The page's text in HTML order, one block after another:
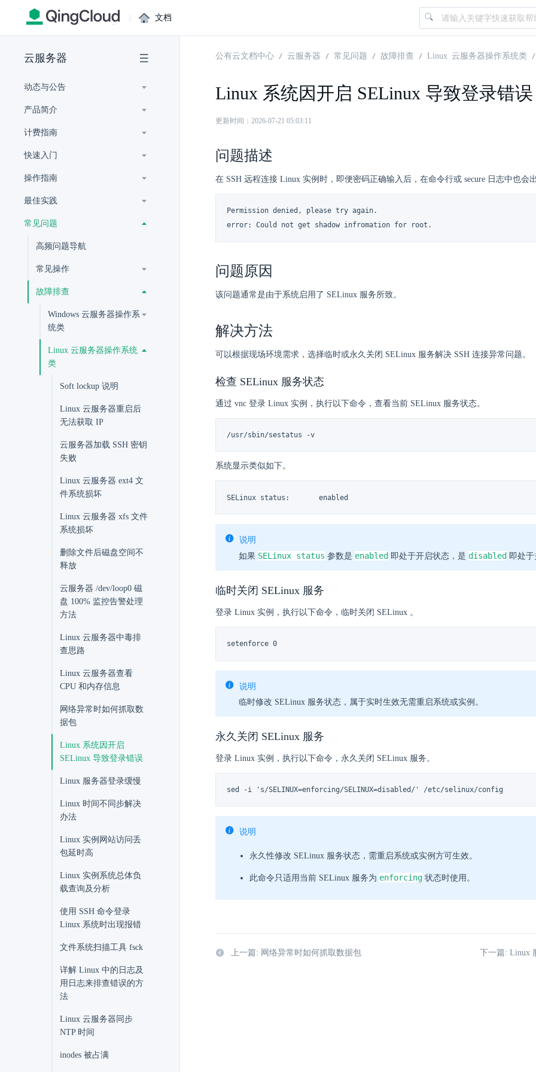
| 文档
云服务器
动态与公告
产品简介
计费指南
快速入门
操作指南
最佳实践
常见问题
高频问题导航
常见操作
故障排查
Windows 云服务器操作系
统类
Linux 云服务器操作系统
类
Soft lockup 说明
Linux 云服务器重启后
无法获取 IP
云服务器加载 SSH 密钥
失败
Linux 云服务器 ext4 文
件系统损坏
Linux 云服务器 xfs 文件
系统损坏
删除文件后磁盘空间不
释放
云服务器 /dev/loop0 磁
盘 100% 监控告警处理
方法
Linux 云服务器中毒排
查思路
Linux 云服务器查看
CPU 和内存信息
网络异常时如何抓取数
据包
Linux 系统因开启
SELinux 导致登录错误
Linux 服务器登录缓慢
Linux 时间不同步解决
办法
Linux 实例网站访问丢
包延时高
Linux 实例系统总体负
载查询及分析
使用 SSH 命令登录
Linux 系统时出现报错
文件系统扫描工具 fsck
详解 Linux 中的日志及
用日志来排查错误的方
法
Linux 云服务器同步
NTP 时间
inodes 被占满
公有云文档中心 云服务器 常见问题 故障排查 Linux 云服务器操作系统类
Linux 系统因开启 SELinux 导致登录错误
更新时间：2026-07-21 05:03:11
问题描述
在 SSH 远程连接 Linux 实例时，即便密码正确输入后，在命令行或 secure 日志中也会
Permission denied, please try again.
error: Could not get shadow infromation for root.
问题原因
该问题通常是由于系统启用了 SELinux 服务所致。
解决方法
可以根据现场环境需求，选择临时或永久关闭 SELinux 服务解决 SSH 连接异常问题。
检查 SELinux 服务状态
通过 vnc 登录 Linux 实例，执行以下命令，查看当前 SELinux 服务状态。
/usr/sbin/sestatus -v
系统显示类似如下。
SELinux status:       enabled
说明
如果 SELinux status 参数是 enabled 即处于开启状态，是 disabled 即处于
临时关闭 SELinux 服务
登录 Linux 实例，执行以下命令，临时关闭 SELinux 。
setenforce 0
说明
临时修改 SELinux 服务状态，属于实时生效无需重启系统或实例。
永久关闭 SELinux 服务
登录 Linux 实例，执行以下命令，永久关闭 SELinux 服务。
sed -i 's/SELINUX=enforcing/SELINUX=disabled/' /etc/selinux/config
说明
永久性修改 SELinux 服务状态，需重启系统或实例方可生效。
此命令只适用当前 SELinux 服务为 enforcing 状态时使用。
上一篇: 网络异常时如何抓取数据包 下一篇: Linux